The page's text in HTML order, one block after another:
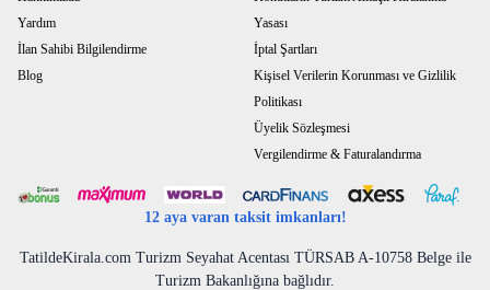
Yardım
İlan Sahibi Bilgilendirme
Blog
Yasası
İptal Şartları
Kişisel Verilerin Korunması ve Gizlilik
Politikası
Üyelik Sözleşmesi
Vergilendirme & Faturalandırma
12 aya varan taksit imkanları!
TatildeKirala.com Turizm Seyahat Acentası TÜRSAB A-10758 Belge ile
Turizm Bakanlığına bağlıdır.